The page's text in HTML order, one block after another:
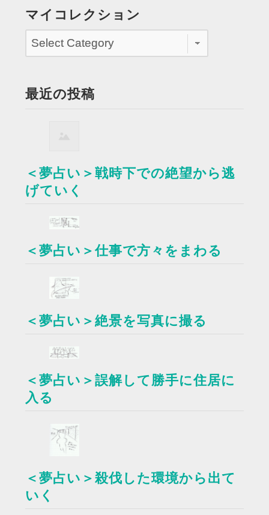
マイコレクション
最近の投稿
＜夢占い＞戦時下での絶望から逃
げていく
＜夢占い＞仕事で方々をまわる
＜夢占い＞絶景を写真に撮る
＜夢占い＞誤解して勝手に住居に
入る
＜夢占い＞殺伐した環境から出て
いく